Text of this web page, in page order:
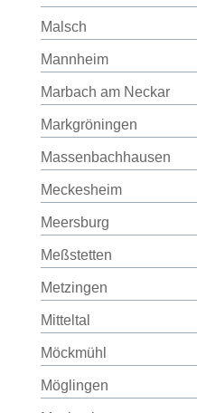
Malsch
Mannheim
Marbach am Neckar
Markgröningen
Massenbachhausen
Meckesheim
Meersburg
Meßstetten
Metzingen
Mitteltal
Möckmühl
Möglingen